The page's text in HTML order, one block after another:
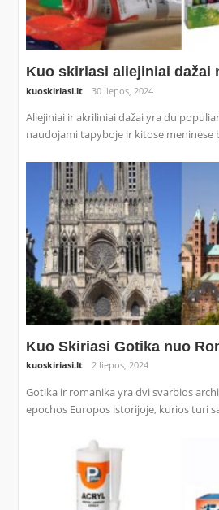
Kuo skiriasi aliejiniai dažai
kuoskiriasi.lt 30 liepos, 2024
Aliejiniai ir akriliniai dažai yra du
naudojami tapyboje ir kitose meninėse
Kuo Skiriasi Gotika nuo
kuoskiriasi.lt 2 liepos, 2024
Gotika ir romanika yra dvi svarbios
epochos Europos istorijoje, kurios turi